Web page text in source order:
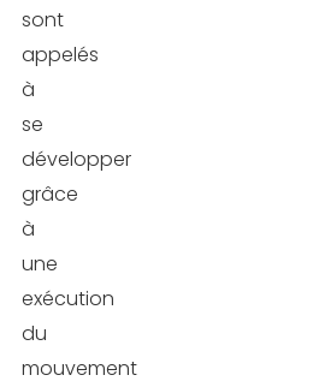
sont
appelés
à
se
développer
grâce
à
une
exécution
du
mouvement